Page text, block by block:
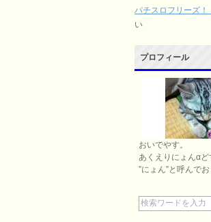
パチスロフリーズ
い
プロフィール
おいでやす。
あくえりにょんαど
”にょん”と呼んでお